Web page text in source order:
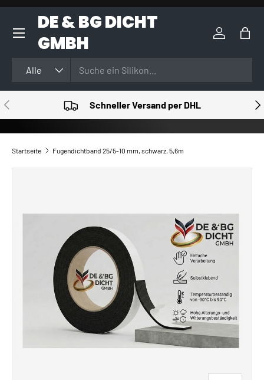
DIREKT ZUM INHALT
DE & BG DICHT
GMBH
Alle
Einloggen
VORHERIGE Schneller Versand per DHL
Startseite Fugendichtband 25/5-10 mm, schwarz, 5,6m